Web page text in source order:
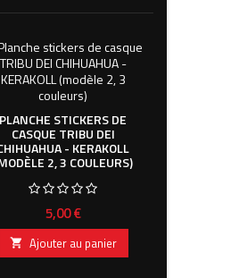
PLANCHE STICKERS DE
CASQUE TRIBU DEI
- KERAKOLL
2, 3 COULEURS)
Prix
5,00 €
 Ajouter au panier